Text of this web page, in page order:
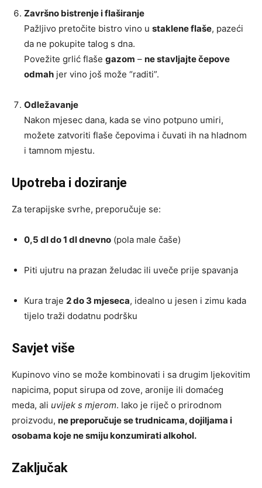
Završno bistrenje i flaširanje
Pažljivo pretočite bistro vino u staklene flaše, pazeći
da ne pokupite talog s dna.
Povežite grlić flaše gazom – ne stavljajte čepove
odmah jer vino još može “raditi”.
Odležavanje
Nakon mjesec dana, kada se vino potpuno umiri,
možete zatvoriti flaše čepovima i čuvati ih na hladnom
i tamnom mjestu.
Upotreba i doziranje
Za terapijske svrhe, preporučuje se:
0,5 dl do 1 dl dnevno (pola male čaše)
Piti ujutru na prazan želudac ili uveče prije spavanja
Kura traje 2 do 3 mjeseca, idealno u jesen i zimu kada
tijelo traži dodatnu podršku
Savjet više
Kupinovo vino se može kombinovati i sa drugim ljekovitim
napicima, poput sirupa od zove, aronije ili domaćeg
meda, ali uvijek s mjerom. Iako je riječ o prirodnom
proizvodu, ne preporučuje se trudnicama, dojiljama i
osobama koje ne smiju konzumirati alkohol.
Zaključak